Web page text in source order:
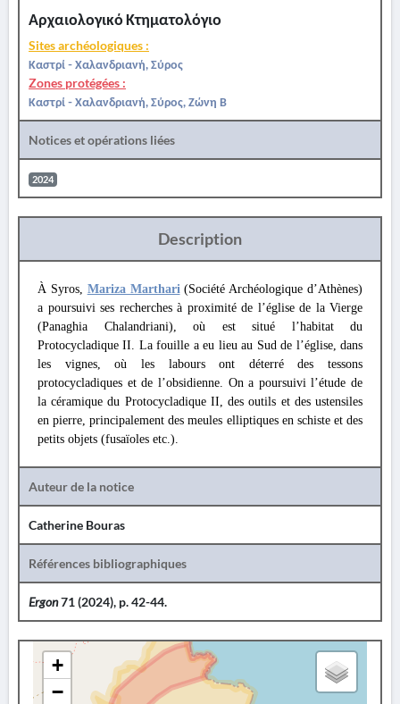
Αρχαιολογικό Κτηματολόγιο
Sites archéologiques :
Καστρί - Χαλανδριανή, Σύρος
Zones protégées :
Καστρί - Χαλανδριανή, Σύρος, Ζώνη Β
Notices et opérations liées
2024
Description
À Syros, Mariza Marthari(Société Archéologique d’Athènes)
a poursuivi ses recherches à proximité de l’église de la Vierge
(Panaghia Chalandriani), où est situé l’habitat du
Protocycladique II. La fouille a eu lieu au Sud de l’église, dans
les vignes, où les labours ont déterré des tessons
protocycladiques et de l’obsidienne. On a poursuivi l’étude de
la céramique du Protocycladique II, des outils et des ustensiles
en pierre, principalement des meules elliptiques en schiste et des
petits objets (fusaïoles etc.).
Auteur de la notice
Catherine Bouras
Références bibliographiques
Ergon71 (2024), p. 42-44.
+
−